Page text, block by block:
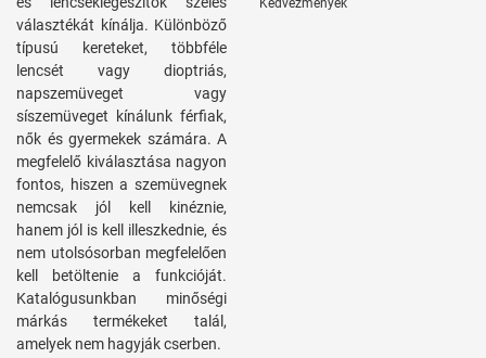
választékát kínálja. Különböző
típusú kereteket, többféle
lencsét vagy dioptriás,
napszemüveget vagy
síszemüveget kínálunk férfiak,
nők és gyermekek számára. A
megfelelő kiválasztása nagyon
fontos, hiszen a szemüvegnek
nemcsak jól kell kinéznie,
hanem jól is kell illeszkednie, és
nem utolsósorban megfelelően
kell betöltenie a funkcióját.
Katalógusunkban minőségi
márkás termékeket talál,
amelyek nem hagyják cserben.
Kedvezmények